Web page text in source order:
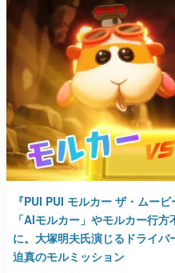
『PUI PUI モルカー ザ・ムー
「AIモルカー」やモルカー行
に。大塚明夫氏演じるドライバ
迫真のモルミッション